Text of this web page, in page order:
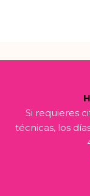
Si requieres
técnicas, los